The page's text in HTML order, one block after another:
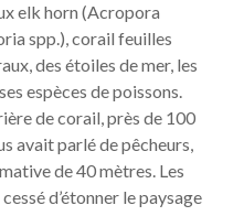
elk horn (Acropora
spp.), corail feuilles
des étoiles de mer, les
espèces de poissons.
de corail, près de 100
avait parlé de pêcheurs,
de 40 mètres. Les
d’étonner le paysage